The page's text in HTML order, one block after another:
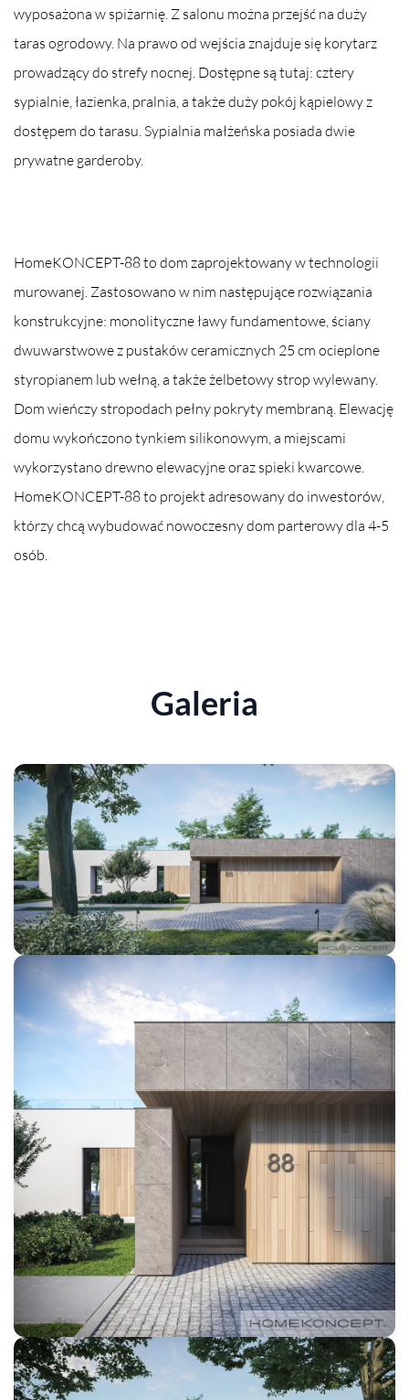
wyposażona w spiżarnię. Z salonu można przejść na duży
taras ogrodowy. Na prawo od wejścia znajduje się korytarz
prowadzący do strefy nocnej. Dostępne są tutaj: cztery
sypialnie, łazienka, pralnia, a także duży pokój kąpielowy z
dostępem do tarasu. Sypialnia małżeńska posiada dwie
prywatne garderoby.
HomeKONCEPT-88 to dom zaprojektowany w technologii
murowanej. Zastosowano w nim następujące rozwiązania
konstrukcyjne: monolityczne ławy fundamentowe, ściany
dwuwarstwowe z pustaków ceramicznych 25 cm ocieplone
styropianem lub wełną, a także żelbetowy strop wylewany.
Dom wieńczy stropodach pełny pokryty membraną. Elewację
domu wykończono tynkiem silikonowym, a miejscami
wykorzystano drewno elewacyjne oraz spieki kwarcowe.
HomeKONCEPT-88 to projekt adresowany do inwestorów,
którzy chcą wybudować nowoczesny dom parterowy dla 4-5
osób.
Galeria